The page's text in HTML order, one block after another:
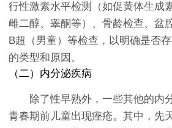
行性激素水平检测（如促黄体生成
雌二醇、睾酮等）、骨龄检查、盆
B超（男童）等检查，以明确是否
的类型和原因。
（二）内分泌疾病
除了性早熟外，一些其他的内
青春期前儿童出现痤疮。其中，先